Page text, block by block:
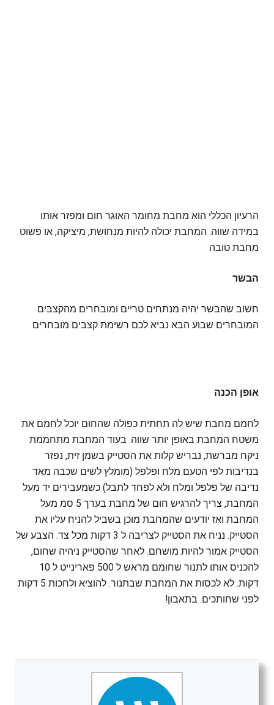
הרעיון הכללי הוא מחבת מחומר האוגר חום ומפזר אותו
במידה שווה. המחבת יכולה להיות מנחושת, מיציקה, או פשוט
מחבת טובה
הבשר
חשוב שהבשר יהיה מנתחים טריים ומובחרים מהקצבים
המובחרים שבוע הבא נביא לכם רשימת קצבים מובחרים
אופן הכנה
לחמם מחבת שיש לה תחתית כפולה שהחום יוכל לחמם את
משטח המחבת באופן יותר שווה. בעוד המחבת מתחממת
ניקח מברשת, נבריש קלות את הסטייק בשמן זית, נפזר
בנדיבות לפי הטעם מלח ופלפל (מומלץ לשים שכבה מאד
נדיבה של פלפל ומלח ולא לפחד לתבל) כשמעבירים יד מעל
המחבת, צריך להרגיש חום של מחבת בערך 5 סמ מעל
המחבת ואז יודעים שהמחבת מוכן בשביל להניח עליו את
הסטייק. נניח את הסטייק לצריבה ל 3 דקות מכל צד. הצבע של
הסטייק אמור להיות מושחם. לאחר שהסטייק ניהיה שחום,
להכניס אותו לתנור שחומם מראש ל 500 פארינייט ל 10
דקות. לא לכסות את המחבת שבתנור. להוציא ולחכות 5 דקות
לפני שחותכים. בתאבון!